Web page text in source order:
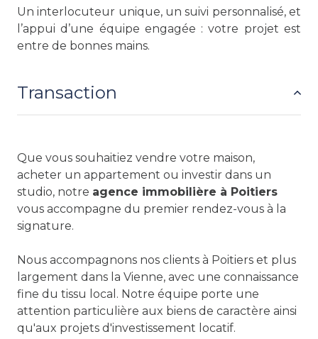
Un interlocuteur unique, un suivi personnalisé, et
l’appui d’une équipe engagée : votre projet est
entre de bonnes mains.
Transaction
Que vous souhaitiez vendre votre maison,
acheter un appartement ou investir dans un
studio, notre agence immobilière à Poitiers
vous accompagne du premier rendez-vous à la
signature.
Nous accompagnons nos clients à Poitiers et plus
largement dans la Vienne, avec une connaissance
fine du tissu local. Notre équipe porte une
attention particulière aux biens de caractère ainsi
qu'aux projets d'investissement locatif.